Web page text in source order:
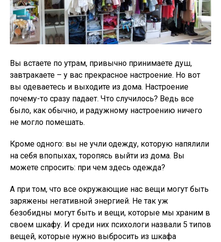
Вы встаете по утрам, привычно принимаете душ,
завтракаете – у вас прекрасное настроение. Но вот
вы одеваетесь и выходите из дома. Настроение
почему-то сразу падает. Что случилось? Ведь все
было, как обычно, и радужному настроению ничего
не могло помешать.
Кроме одного: вы не учли одежду, которую напялили
на себя впопыхах, торопясь выйти из дома. Вы
можете спросить: при чем здесь одежда?
А при том, что все окружающие нас вещи могут быть
заряжены негативной энергией. Не так уж
безобидны могут быть и вещи, которые мы храним в
своем шкафу. И среди них психологи назвали 5 типов
вещей, которые нужно выбросить из шкафа